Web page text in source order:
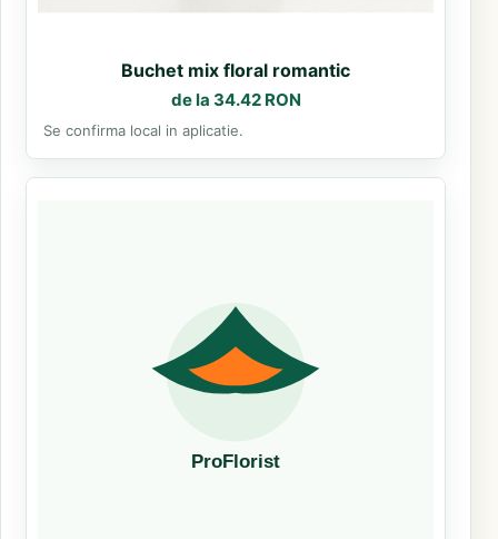
Buchet mix floral romantic
de la 34.42 RON
Se confirma local in aplicatie.